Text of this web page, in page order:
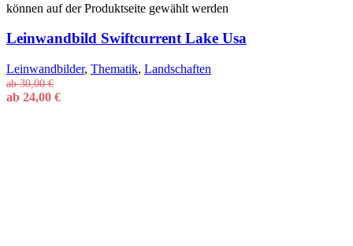
können auf der Produktseite gewählt werden
Leinwandbild Swiftcurrent Lake Usa
Leinwandbilder, Thematik, Landschaften
ab30,00€
ab 24,00 €